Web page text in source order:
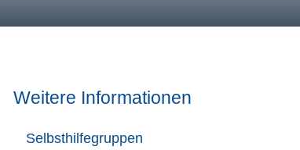
Weitere Informationen
Selbsthilfegruppen